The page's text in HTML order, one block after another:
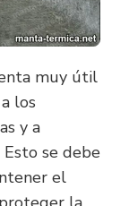
muy útil
los
y a
se debe
el